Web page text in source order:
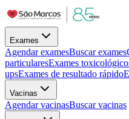
Exames
Agendar examesBuscar exames
particularesExames
upsExames de resultado rápido
Vacinas
Agendar vacinasBuscar vacinas